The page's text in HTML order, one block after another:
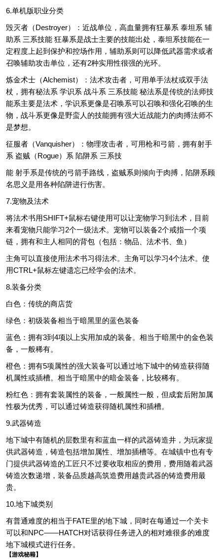
6.单机版职业分类
毁灭者（Destroyer）：近战单位，高血量拥有狂暴系 泰坦系 辅
助系 三系技能 狂暴系是战士主要的技能出处，泰坦系技能在一
定程度上起到保护和控场作用，辅助系则可以降低武器需求或者
召唤辅助攻击单位，还有2种实用性很强的光环。
炼金术士（Alchemist）：法术攻击者，可用单手法杖或双手法
杖，拥有秘法系 学识系 战斗系 三系技能 秘法系是传统的法师技
能系主要是法术，学识系更像是召唤系可以召唤和强化召唤的生
物，战斗系更像是野蛮人的技能拥有强大近战能力的肉搏法师不
是梦想。
征服者（Vanquisher）：物理攻击者，可用枪和弓箭，拥有射手
系 盗贼（Rogue）系 陷阱系 三系技
能 射手系是传统的弓箭手路线，盗贼系则倾向于肉搏，陷阱系顾
名思义是用各种陷阱进行伤害。
7.宠物及法术
将法术书用SHIFT+鼠标右键使用可以让宠物学习到法术，目前
来看宠物只能学习2个一级法术。宠物可以装备2个戒指一个项
链，拥有和主人相同的背包（包括：物品、法术书、鱼）
主角可以直接使用法术书习得法术。主角可以学习4个法术。使
用CTRL+鼠标左键遗忘已经学会的法术。
8.装备分类
白色：传统的商店货
绿色：初级装备相当于暗黑里的蓝色装备
蓝色：拥有3到4项以上实用加成的装备。相当于暗黑中的金色装
备，一般稀有。
橙色：拥有5项属性的强大装备可以通过地下城中的铸造获得随
机属性或插槽。相当于暗黑中的暗金装备，比较稀有。
粉红色：拥有套装属性的装备，一般属性一般，但成套后附加属
性极为优秀，可以通过铸造获得随机属性和插槽。
9.武器铸造
地下城中有随机的层数里有和蓝血一样的武器铸造井，为玩家提
供武器铸造，铸造包括增加属性、增加插槽等。在城镇中也有专
门提供武器铸造的工匠只不过要收取相应的费用，费用随着武器
铸造次数递增，装备品质越高筑造费用越贵武器的铸造费用最
贵。
10.地下城类别
有普通难度的相当于FATE里的地下城，同时在每通过一个关卡
可以和NPC——HATCH对话获得任务进入的相对难很多的难度
地下城模式进行任务。
【游戏秘籍】